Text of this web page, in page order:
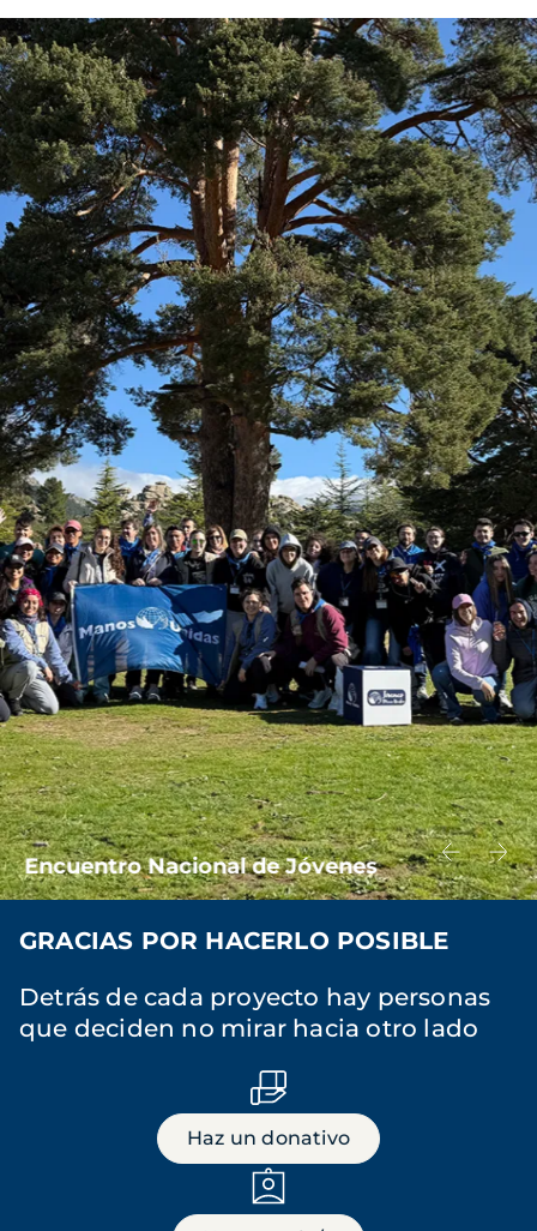
Encuentro Nacional de Jóvenes
GRACIAS POR HACERLO POSIBLE
Detrás de cada proyecto hay personas
que deciden no mirar hacia otro lado
Haz un donativo